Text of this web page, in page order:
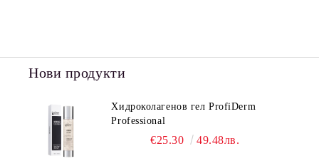
Нови продукти
Хидроколагенов гел ProfiDerm
Professional
€25.30 49.48лв.